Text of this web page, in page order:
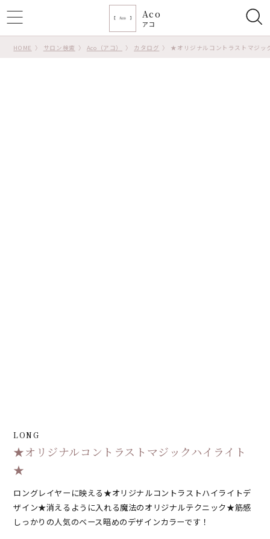
HOME サロン検索 Aco（アコ） カタログ ★オリジナルコントラストマジ
Aco
アコ
LONG
★オリジナルコントラストマジックハイライト
★
ロングレイヤーに映える★オリジナルコントラストハイライトデ
ザイン★消えるように入れる魔法のオリジナルテクニック★筋感
しっかりの人気のベース暗めのデザインカラーです！